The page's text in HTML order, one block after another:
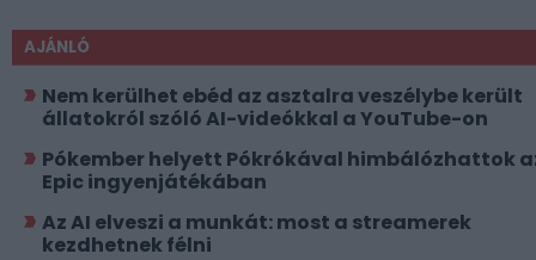
AJÁNLÓ
Nem kerülhet ebéd az asztalra veszélybe került
állatokról szóló AI-videókkal a YouTube-on
Pókember helyett Pókrókával himbálózhattok
Epic ingyenjátékában
Az AI elveszi a munkát: most a streamerek
kezdhetnek félni